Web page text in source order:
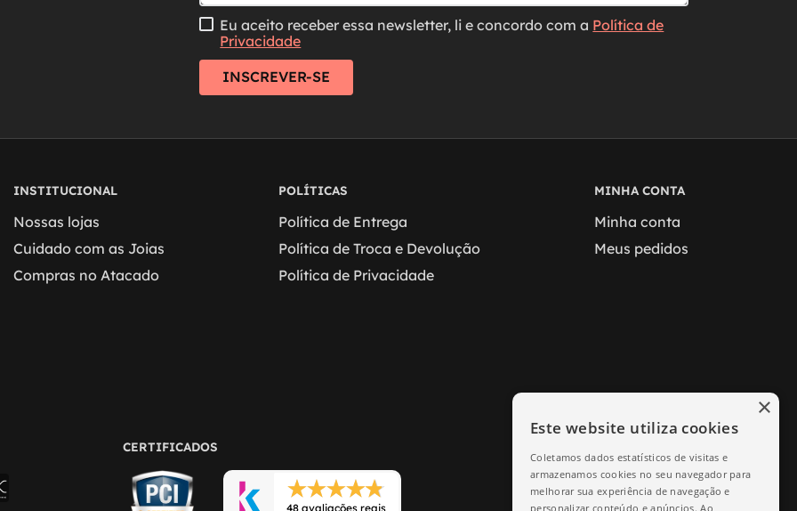
Eu aceito receber essa newsletter, li e concordo com a Política de
Privacidade
INSCREVER-SE
INSTITUCIONAL
Nossas lojas
Cuidado com as Joias
Compras no Atacado
POLÍTICAS
Política de Entrega
Política de Troca e Devolução
Política de Privacidade
MINHA CONTA
Minha conta
Meus pedidos
CERTIFICADOS
48 avaliações reais
Este website utiliza cookies
Coletamos dados estatísticos de visitas e
armazenamos cookies no seu navegador para
melhorar sua experiência de navegação e
personalizar conteúdo e anúncios. Ao
×